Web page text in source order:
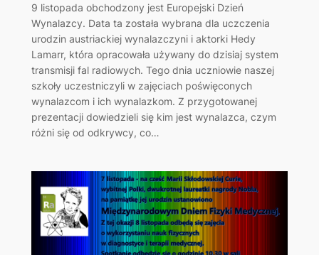
9 listopada obchodzony jest Europejski Dzień
Wynalazcy. Data ta została wybrana dla uczczenia
urodzin austriackiej wynalazczyni i aktorki Hedy
Lamarr, która opracowała używany do dzisiaj system
transmisji fal radiowych. Tego dnia uczniowie naszej
szkoły uczestniczyli w zajęciach poświęconych
wynalazcom i ich wynalazkom. Z przygotowanej
prezentacji dowiedzieli się kim jest wynalazca, czym
różni się od odkrywcy, co…